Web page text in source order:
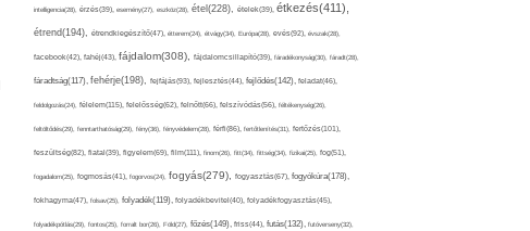
intelligencia(28), érzés(39), esemény(27), eszköz(28), étel(228), ételek(39), étkezés(411),
étrend(194), étrendkiegészítő(47), étterem(24), étvágy(34), Európa(28), evés(92), évszak(28),
facebook(42), fahéj(43), fájdalom(308), fájdalomcsillapító(39), fáradékonyság(30), fáradt(28),
fáradtság(117), fehérje(198), fejfájás(93), fejlesztés(44), fejlődés(142), feladat(46),
feldolgozás(24), félelem(115), felelősség(62), felnőtt(66), felszívódás(56), féltékenység(26),
feltöltődés(29), fenntarthatóság(29), fény(36), fényvédelem(28), férfi(86), fertőtlenítés(31), fertőzés(101),
feszültség(82), fiatal(39), figyelem(69), film(111), finom(26), fitt(34), fittség(34), fizikai(25), fog(51),
fogadalom(25), fogmosás(41), fogorvos(24), fogyás(279), fogyasztás(67), fogyókúra(178),
fokhagyma(47), folsav(25), folyadék(119), folyadékbevitel(40), folyadékfogyasztás(45),
folyadékpótlás(29), fontos(25), forralt bor(26), Föld(27), főzés(149), friss(44), futás(132), futóverseny(32),